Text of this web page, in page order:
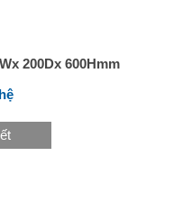
200Dx 600Hmm